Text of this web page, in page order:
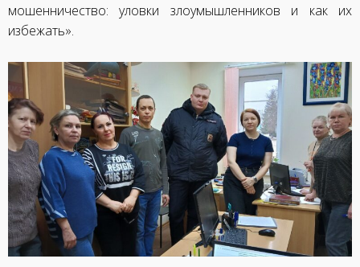
мошенничество: уловки злоумышленников и как их
избежать».